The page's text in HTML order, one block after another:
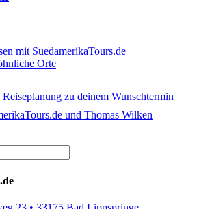
mit SuedamerikaTours.de
Orte
zu deinem Wunschtermin
und Thomas Wilken